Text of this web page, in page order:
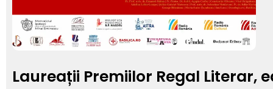
Laureații Premiilor Regal Literar,